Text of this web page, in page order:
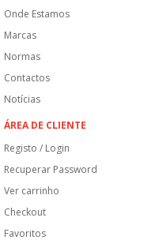
Onde Estamos
Marcas
Normas
Contactos
Notícias
ÁREA DE CLIENTE
Registo / Login
Recuperar Password
Ver carrinho
Checkout
Favoritos